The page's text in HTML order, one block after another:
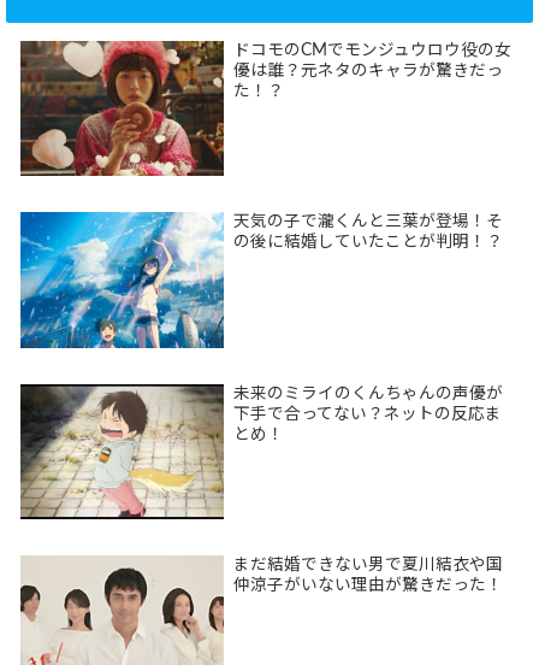
ドコモのCMでモンジュウロウ役の女
優は誰？元ネタのキャラが驚きだっ
た！？
天気の子で瀧くんと三葉が登場！そ
の後に結婚していたことが判明！？
未来のミライのくんちゃんの声優が
下手で合ってない？ネットの反応ま
とめ！
まだ結婚できない男で夏川結衣や国
仲涼子がいない理由が驚きだった！